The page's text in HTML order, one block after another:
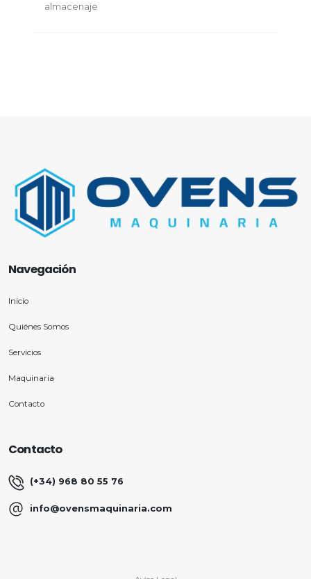
almacenaje
Navegación
Inicio
Quiénes Somos
Servicios
Maquinaria
Contacto
Contacto
(+34) 968 80 55 76
info@ovensmaquinaria.com